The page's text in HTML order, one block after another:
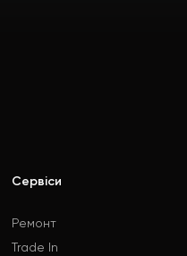
Сервіси
Ремонт
Trade In